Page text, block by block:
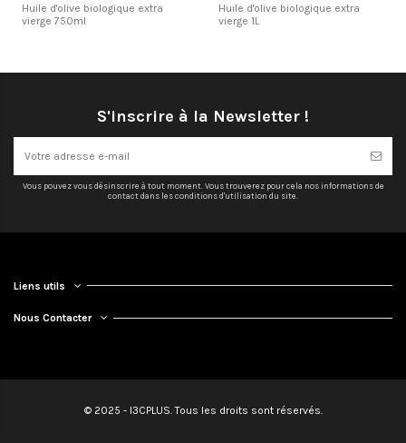
Huile d'olive biologique extra
vierge 750ml
Huile d'olive biologique extra
vierge 1L
S'inscrire à la Newsletter !
Vous pouvez vous désinscrire à tout moment. Vous trouverez pour cela nos informations de
contact dans les conditions d'utilisation du site.
Liens utils
Nous Contacter
© 2025 - I3CPLUS. Tous les droits sont réservés.